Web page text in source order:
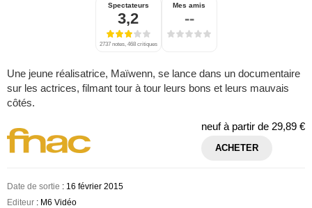
Spectateurs
3,2
2737 notes, 468 critiques
Mes amis
--
Une jeune réalisatrice, Maïwenn, se lance dans un documentaire
sur les actrices, filmant tour à tour leurs bons et leurs mauvais
côtés.
neuf à partir de 29,89 €
ACHETER
Date de sortie : 16 février 2015
Editeur : M6 Vidéo